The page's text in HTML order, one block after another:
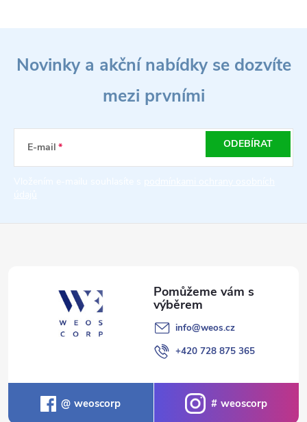
í
Novinky a akční nabídky se dozvíte
mezi prvními
E-mail ODEBÍRAT
info@weos.cz
+420 728 875 365
weoscorp weoscorp